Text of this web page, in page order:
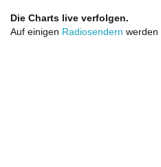
Die Charts live verfolgen.
Auf einigen Radiosendern werden